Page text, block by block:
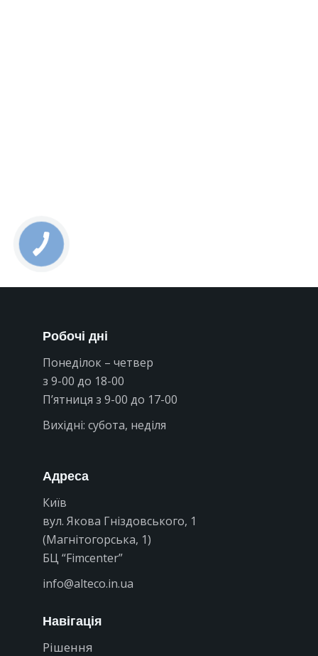
Робочі дні
Понеділок – четвер
з 9-00 до 18-00
П’ятниця з 9-00 до 17-00
Вихідні: субота, неділя
Адреса
Київ
вул. Якова Гніздовського, 1
(Магнітогорська, 1)
БЦ “Fimcenter”
info@alteco.in.ua
Навігація
Рішення